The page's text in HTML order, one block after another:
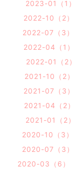
2023-01（1）
2022-10（2）
2022-07（3）
2022-04（1）
2022-01（2）
2021-10（2）
2021-07（3）
2021-04（2）
2021-01（2）
2020-10（3）
2020-07（3）
2020-03（6）